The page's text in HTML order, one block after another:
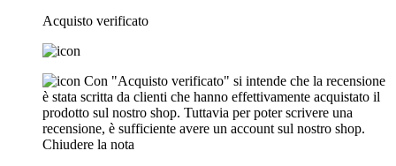
Acquisto verificato
Con "Acquisto verificato" si intende che la recensione
è stata scritta da clienti che hanno effettivamente acquistato il
prodotto sul nostro shop. Tuttavia per poter scrivere una
recensione, è sufficiente avere un account sul nostro shop.
Chiudere la nota